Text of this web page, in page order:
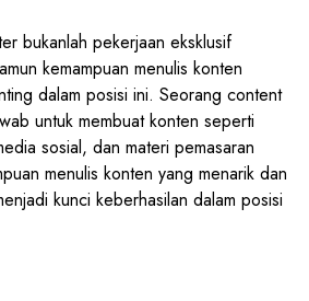
bukanlah pekerjaan eksklusif
kemampuan menulis konten
dalam posisi ini. Seorang content
untuk membuat konten seperti
sosial, dan materi pemasaran
menulis konten yang menarik dan
kunci keberhasilan dalam posisi